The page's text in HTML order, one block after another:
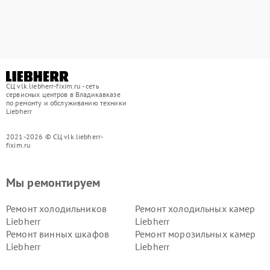
СЦ vlk.liebherr-fixim.ru - сеть
сервисных центров в Владикавказе
по ремонту и обслуживанию техники
Liebherr
2021-2026 © СЦ vlk.liebherr-
fixim.ru
Мы ремонтируем
Ремонт холодильников
Liebherr
Ремонт холодильных камер
Liebherr
Ремонт винных шкафов
Liebherr
Ремонт морозильных камер
Liebherr